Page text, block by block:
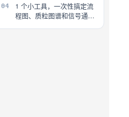
04
1 个小工具，一次性搞定流
程图、质粒图谱和信号通路